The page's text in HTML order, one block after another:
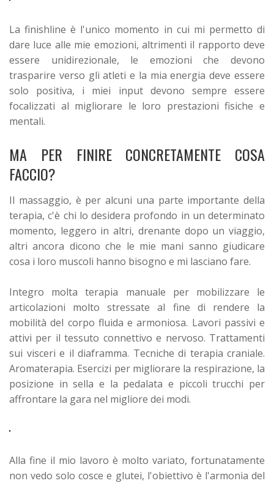
La finishline è l'unico momento in cui mi permetto di
dare luce alle mie emozioni, altrimenti il rapporto deve
essere unidirezionale, le emozioni che devono
trasparire verso gli atleti e la mia energia deve essere
solo positiva, i miei input devono sempre essere
focalizzati al migliorare le loro prestazioni fisiche e
mentali.
MA PER FINIRE CONCRETAMENTE COSA
FACCIO?
Il massaggio, è per alcuni una parte importante della
terapia, c'è chi lo desidera profondo in un determinato
momento, leggero in altri, drenante dopo un viaggio,
altri ancora dicono che le mie mani sanno giudicare
cosa i loro muscoli hanno bisogno e mi lasciano fare.
Integro molta terapia manuale per mobilizzare le
articolazioni molto stressate al fine di rendere la
mobilità del corpo fluida e armoniosa. Lavori passivi e
attivi per il tessuto connettivo e nervoso. Trattamenti
sui visceri e il diaframma. Tecniche di terapia craniale.
Aromaterapia. Esercizi per migliorare la respirazione, la
posizione in sella e la pedalata e piccoli trucchi per
affrontare la gara nel migliore dei modi.
Alla fine il mio lavoro è molto variato, fortunatamente
non vedo solo cosce e glutei, l'obiettivo è l'armonia del